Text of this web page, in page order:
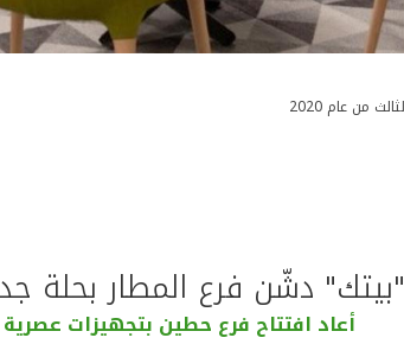
"بيتك" دشّن فرع المطار بحلة
أعاد افتتاح فرع حطين بتجهيزات عصرية